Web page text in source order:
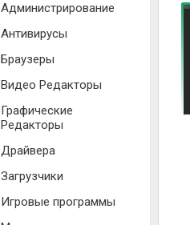
Администрирование
Антивирусы
Браузеры
Видео Редакторы
Графические
Редакторы
Драйвера
Загрузчики
Игровые программы